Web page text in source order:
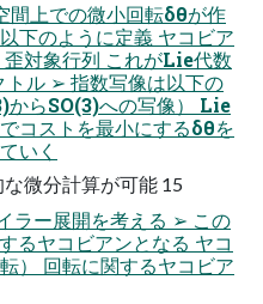
間上での微小回転δθが作
下のように定義 ヤコビア
対象行列 これがLie代数
トル ➢ 指数写像は以下の
からSO(3)への写像） Lie
コストを最小にするδθを
いく
微分計算が可能 15
ラー展開を考える ➢ この
るヤコビアンとなる ヤコ
） 回転に関するヤコビア